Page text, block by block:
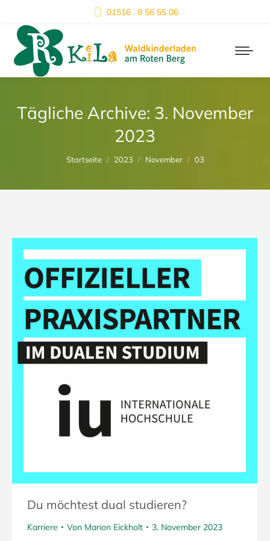
01516 . 8 56 55 06
Tägliche Archive: 3. November
2023
Du bist hier:
Startseite 2023 November 03
Du möchtest dual studieren?
Karriere Von Marion Eickholt 3. November 2023